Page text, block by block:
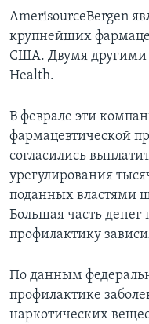
AmerisourceBergen
крупнейших
США. Двумя другими
Health.
В феврале эти
фармацевтической
согласились
урегулирования
поданных властями
Большая часть денег
профилактику
По данным
профилактике
наркотических